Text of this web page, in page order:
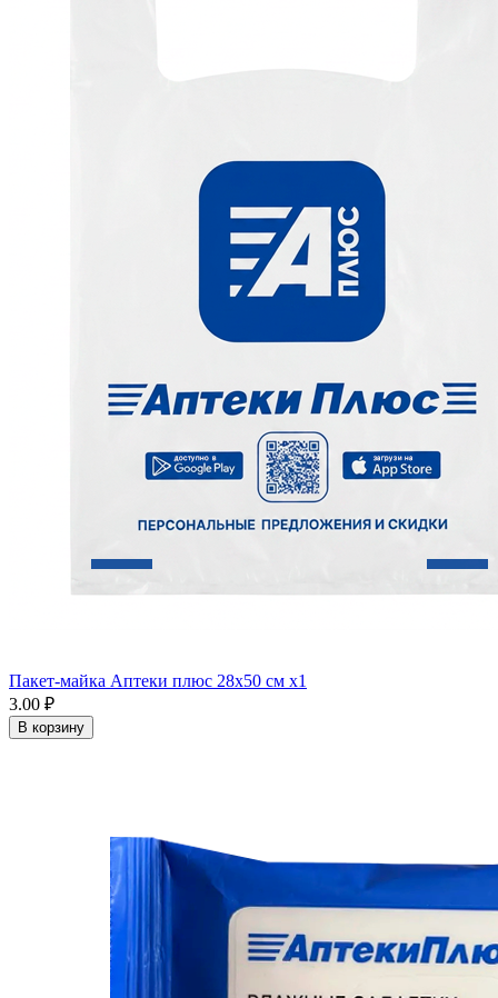
Пакет-майка Аптеки плюс 28х50 см x1
3.00 ₽
В корзину